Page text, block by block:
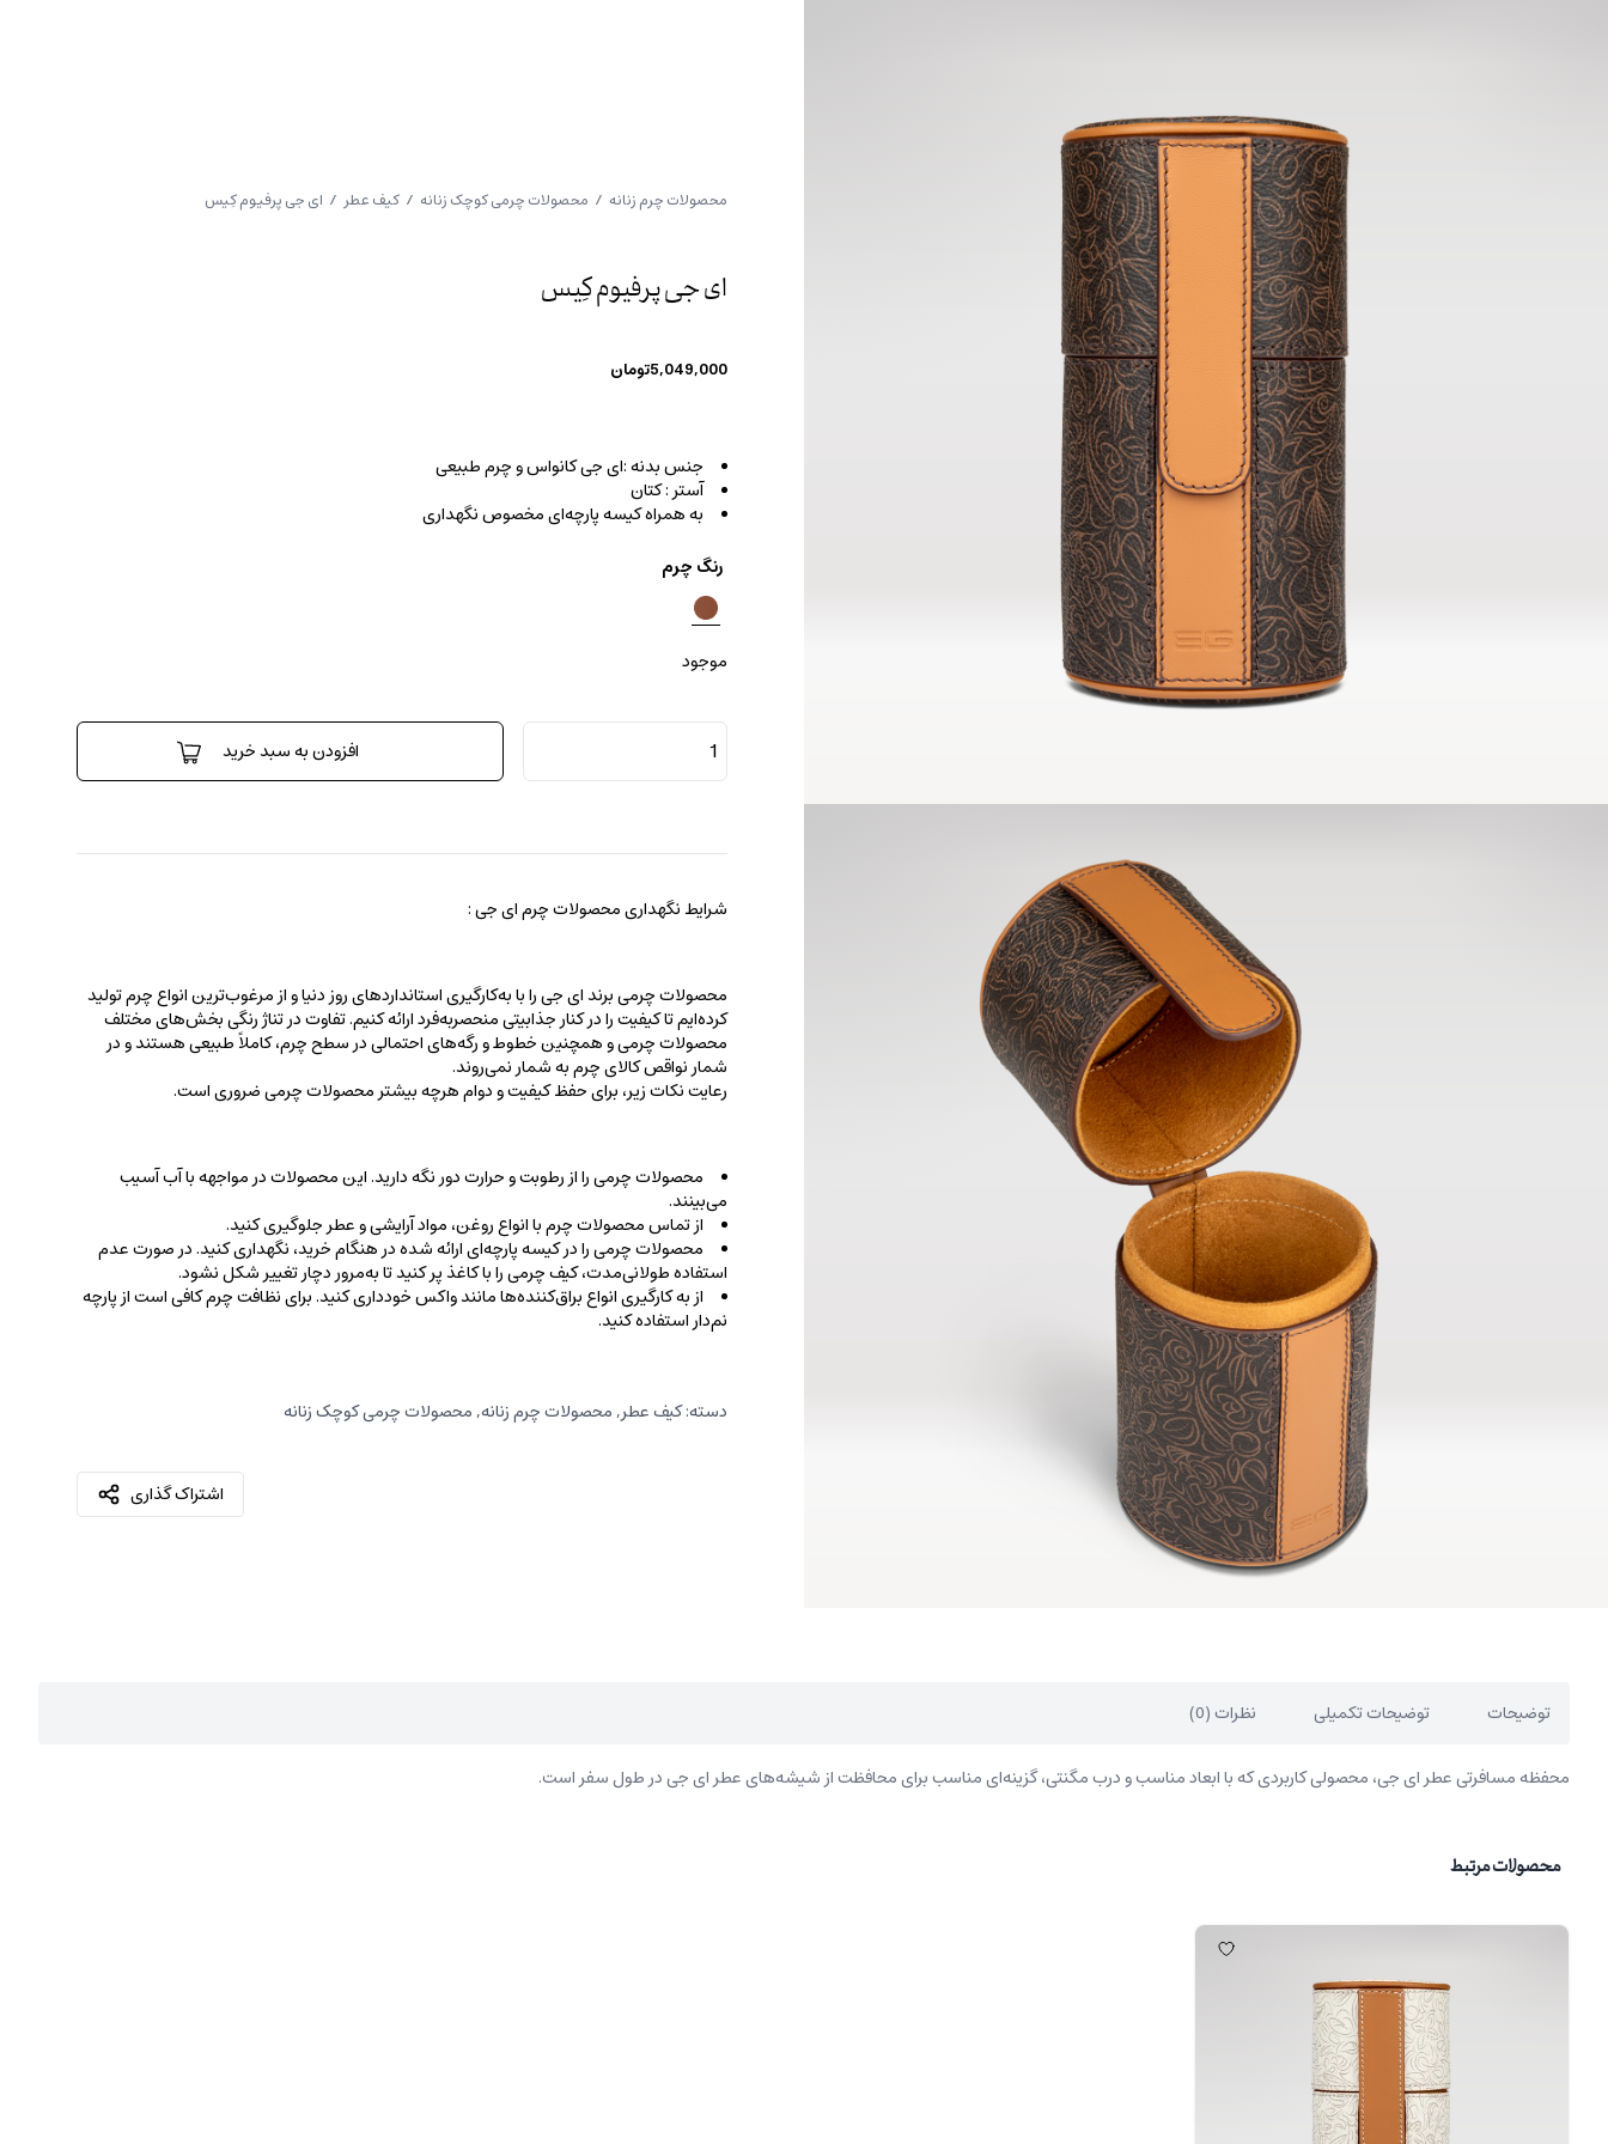
محصولات چرم زنانه / محصولات چرمی کوچک زنانه / کیف عطر / ای جی پرفیوم کِیس
ای جی پرفیوم کِیس
5,049,000تومان
جنس بدنه :ای جی کانواس و چرم طبیعی
آستر : کتان
به همراه کیسه پارچه‌ای مخصوص نگهداری
رنگ چرم
موجود
ای
جی
پرفیوم
افزودن به سبد خرید
شرایط نگهداری محصولات چرم ای جی :
محصولات چرمی برند ای جی را با به‌کارگیری استانداردهای روز دنیا و از مرغوب‌ترین انواع چرم تولید
کرده‌ایم تا کیفیت را در کنار جذابیتی منحصربه‌فرد ارائه کنیم. تفاوت در تناژ رنگی بخش‌های مختلف
محصولات چرمی و همچنین خطوط و رگه‌‌های احتمالی در سطح چرم، کاملاً طبیعی هستند و در
شمار نواقص کالای چرم به شمار نمی‌روند.
رعایت نکات زیر، برای حفظ کیفیت و دوام هرچه بیشتر محصولات چرمی ضروری است.
محصولات چرمی را از رطوبت و حرارت دور نگه دارید. این محصولات در مواجهه با آب آسیب
می‌بینند.
از تماس محصولات چرم با انواع روغن‌، مواد آرایشی و عطر جلوگیری کنید.
محصولات چرمی را در کیسه‌ پارچه‌ای ارائه شده در هنگام خرید، ‌نگهداری کنید. در صورت عدم
استفاده طولانی‌مدت، کیف‌ چرمی را با کاغذ پر کنید تا به‌مرور دچار تغییر شکل نشود.
از به کارگیری انواع براق‌کننده‌ها مانند واکس خودداری کنید. برای نظافت چرم کافی است از پارچه‌
نم‌دار استفاده کنید.
دسته:کیف عطر,محصولات چرم زنانه,محصولات چرمی کوچک زنانه
اشتراک گذاری
توضیحات توضیحات تکمیلی نظرات (0)
محفظه مسافرتی عطر ای جی، محصولی کاربردی که با ابعاد مناسب و درب مگنتی، گزینه‌ای مناسب برای محافظت از شیشه‌های عطر ای جی در طول سفر است.
محصولات مرتبط